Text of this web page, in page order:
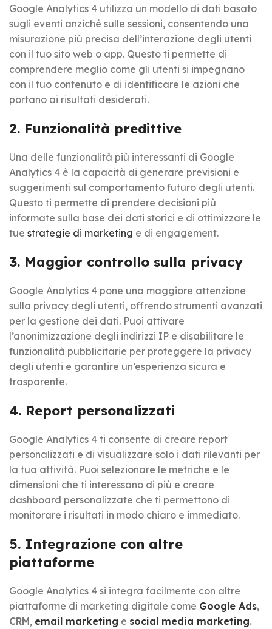
Google Analytics 4 utilizza un modello di dati basato
sugli eventi anziché sulle sessioni, consentendo una
misurazione più precisa dell’interazione degli utenti
con il tuo sito web o app. Questo ti permette di
comprendere meglio come gli utenti si impegnano
con il tuo contenuto e di identificare le azioni che
portano ai risultati desiderati.
2. Funzionalità predittive
Una delle funzionalità più interessanti di Google
Analytics 4 è la capacità di generare previsioni e
suggerimenti sul comportamento futuro degli utenti.
Questo ti permette di prendere decisioni più
informate sulla base dei dati storici e di ottimizzare le
tue strategie di marketing e di engagement.
3. Maggior controllo sulla privacy
Google Analytics 4 pone una maggiore attenzione
sulla privacy degli utenti, offrendo strumenti avanzati
per la gestione dei dati. Puoi attivare
l’anonimizzazione degli indirizzi IP e disabilitare le
funzionalità pubblicitarie per proteggere la privacy
degli utenti e garantire un’esperienza sicura e
trasparente.
4. Report personalizzati
Google Analytics 4 ti consente di creare report
personalizzati e di visualizzare solo i dati rilevanti per
la tua attività. Puoi selezionare le metriche e le
dimensioni che ti interessano di più e creare
dashboard personalizzate che ti permettono di
monitorare i risultati in modo chiaro e immediato.
5. Integrazione con altre
piattaforme
Google Analytics 4 si integra facilmente con altre
piattaforme di marketing digitale come Google Ads,
CRM, email marketing e social media marketing.